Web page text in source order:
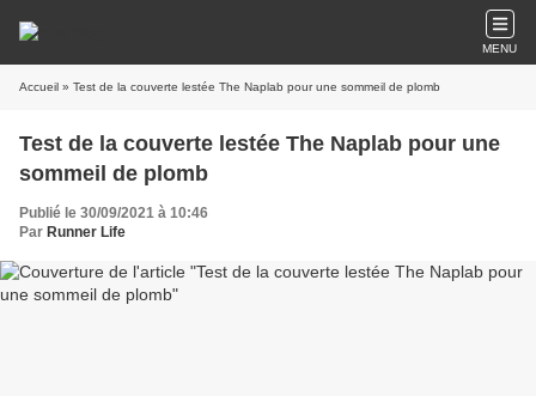
MENU
Accueil » Test de la couverte lestée The Naplab pour une sommeil de plomb
Test de la couverte lestée The Naplab pour une
sommeil de plomb
Publié le 30/09/2021 à 10:46
Par Runner Life